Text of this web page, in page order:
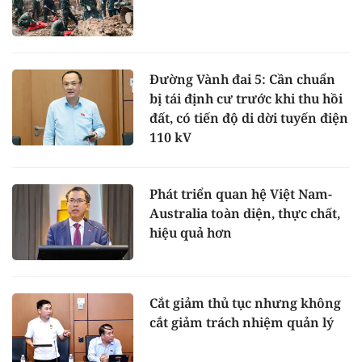
Đường Vành đai 5: Cần chuẩn
bị tái định cư trước khi thu hồi
đất, có tiến độ di dời tuyến điện
110 kV
Phát triển quan hệ Việt Nam-
Australia toàn diện, thực chất,
hiệu quả hơn
Cắt giảm thủ tục nhưng không
cắt giảm trách nhiệm quản lý